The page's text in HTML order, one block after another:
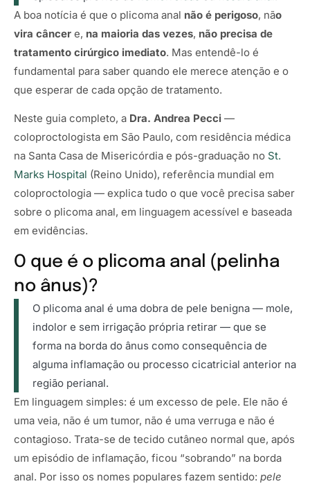
A boa notícia é que o plicoma anal não é perigoso, não
vira câncer e, na maioria das vezes, não precisa de
tratamento cirúrgico imediato. Mas entendê-lo é
fundamental para saber quando ele merece atenção e o
que esperar de cada opção de tratamento.
Neste guia completo, a Dra. Andrea Pecci —
coloproctologista em São Paulo, com residência médica
na Santa Casa de Misericórdia e pós-graduação no St.
Marks Hospital (Reino Unido), referência mundial em
coloproctologia — explica tudo o que você precisa saber
sobre o plicoma anal, em linguagem acessível e baseada
em evidências.
O que é o plicoma anal (pelinha
no ânus)?
O plicoma anal é uma dobra de pele benigna — mole,
indolor e sem irrigação própria retirar — que se
forma na borda do ânus como consequência de
alguma inflamação ou processo cicatricial anterior na
região perianal.
Em linguagem simples: é um excesso de pele. Ele não é
uma veia, não é um tumor, não é uma verruga e não é
contagioso. Trata-se de tecido cutâneo normal que, após
um episódio de inflamação, ficou “sobrando” na borda
anal. Por isso os nomes populares fazem sentido: pele